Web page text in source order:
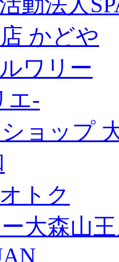
かどや
ワリー
エ-
ョップ
トク
大森山